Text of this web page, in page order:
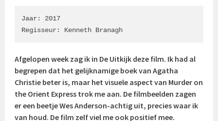
Jaar: 2017
Regisseur: Kenneth Branagh
Afgelopen week zag ik in De Uitkijk deze film. Ik had al
begrepen dat het gelijknamige boek van Agatha
Christie beter is, maar het visuele aspect van Murder on
the Orient Express trok me aan. De filmbeelden zagen
er een beetje Wes Anderson-achtig uit, precies waar ik
van houd. De film zelf viel me ook positief mee.